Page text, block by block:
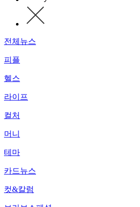
전체뉴스
피플
헬스
라이프
컬처
머니
테마
카드뉴스
컷&칼럼